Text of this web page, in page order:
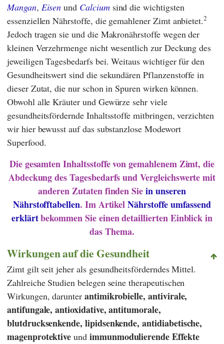
Mangan, Eisen und Calciumsind die wichtigsten
essenziellen Nährstoffe, die gemahlener Zimt anbietet.2
Jedoch tragen sie und die Makronährstoffe wegen der
kleinen Verzehrmenge nicht wesentlich zur Deckung des
jeweiligen Tagesbedarfs bei. Weitaus wichtiger für den
Gesundheitswert sind die sekundären Pflanzenstoffe in
dieser Zutat, die nur schon in Spuren wirken können.
Obwohl alle Kräuter und Gewürze sehr viele
gesundheitsfördernde Inhaltsstoffe mitbringen, verzichten
wir hier bewusst auf das substanzlose Modewort
Superfood.
Die gesamten Inhaltsstoffe von gemahlenem Zimt, die
Abdeckung des Tagesbedarfs und Vergleichswerte mit
anderen Zutaten finden Siein unseren
Nährstofftabellen. Im ArtikelNährstoffe umfassend
erklärtbekommen Sie einen detaillierten Einblick in
das Thema.
Wirkungen auf die Gesundheit
Zimt gilt seit jeher als gesundheitsförderndes Mittel.
Zahlreiche Studien belegen seine therapeutischen
Wirkungen, darunter antimikrobielle, antivirale,
antifungale, antioxidative, antitumorale,
blutdrucksenkende, lipidsenkende, antidiabetische,
magenprotektive und immunmodulierende Effekte